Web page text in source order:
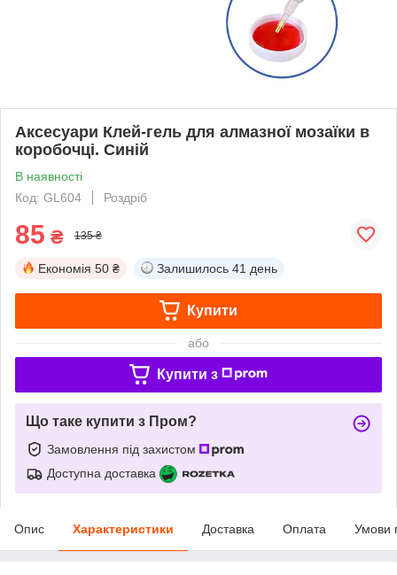
Аксесуари Клей-гель для алмазної мозаїки в
коробочці. Синій
В наявності
Код: GL604
Роздріб
85 ₴ 135 ₴
Економія 50 ₴ Залишилось 41 день
Купити
або
Купити з
Що таке купити з Пром?
Замовлення під захистом
Доступна доставка
Опис Характеристики Доставка Оплата Умови